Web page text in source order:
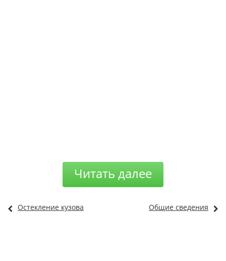
Читать далее
Остекление кузова Общие сведения